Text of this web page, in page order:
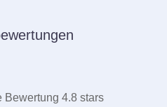
Bewertung 4.8 stars